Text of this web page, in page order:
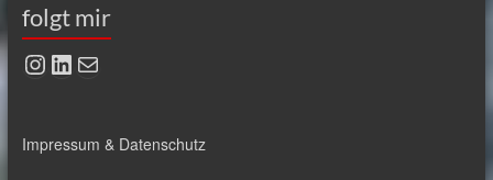
folgt mir
Instagram
LinkedIn
E-Mail
Impressum & Datenschutz